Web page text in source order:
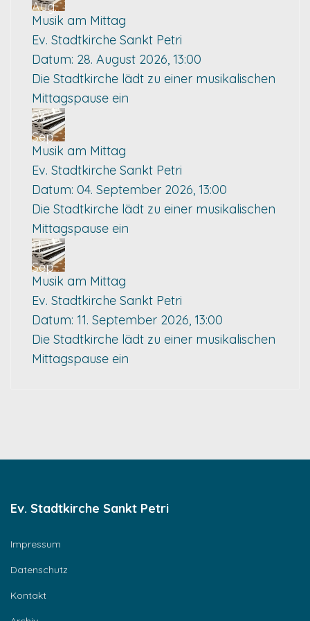
Aug.
Musik am Mittag
Ev. Stadtkirche Sankt Petri
Datum: 28. August 2026, 13:00
Die Stadtkirche lädt zu einer musikalischen
Mittagspause ein
04
Sep.
Musik am Mittag
Ev. Stadtkirche Sankt Petri
Datum: 04. September 2026, 13:00
Die Stadtkirche lädt zu einer musikalischen
Mittagspause ein
11
Sep.
Musik am Mittag
Ev. Stadtkirche Sankt Petri
Datum: 11. September 2026, 13:00
Die Stadtkirche lädt zu einer musikalischen
Mittagspause ein
Ev. Stadtkirche Sankt Petri
Impressum
Datenschutz
Kontakt